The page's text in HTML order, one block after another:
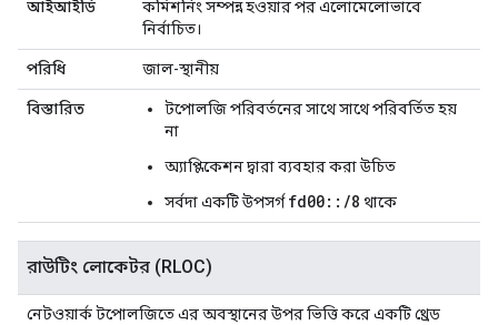
আইআইডি
কমিশনিং সম্পন্ন হওয়ার পর এলোমেলোভাবে
নির্বাচিত।
পরিধি জাল-স্থানীয়
বিস্তারিত
টপোলজি পরিবর্তনের সাথে সাথে পরিবর্তিত হয়
না
অ্যাপ্লিকেশন দ্বারা ব্যবহার করা উচিত
সর্বদা একটি উপসর্গfd00::/8 থাকে
রাউটিং লোকেটর (RLOC)
নেটওয়ার্ক টপোলজিতে এর অবস্থানের উপর ভিত্তি করে একটি থ্রেড